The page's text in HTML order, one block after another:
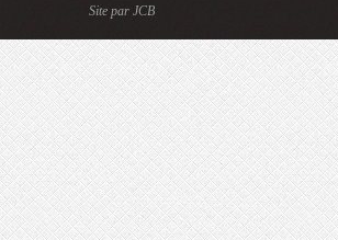
Site par JCB